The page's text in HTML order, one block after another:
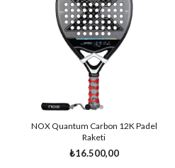
NOX Quantum Carbon 12K Padel
Raketi
₺16.500,00